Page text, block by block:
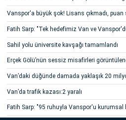
Vanspor'a büyük şok! Lisans çıkmadı, puan
Fatih Sarp: "Tek hedefimiz Van ve
Sahil yolu üniversite kavşağı tamamlandı
Erçek Gölü’nün sessiz misafirleri
Van’daki düğünde damada yaklaşık 20
Van’da trafik kazası:2 yaralı
Fatih Sarp: "95 ruhuyla Vanspor'u kurumsal